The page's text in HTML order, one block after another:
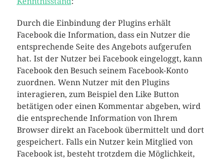
Durch die Einbindung der Plugins erhält
Facebook die Information, dass ein Nutzer die
entsprechende Seite des Angebots aufgerufen
hat. Ist der Nutzer bei Facebook eingeloggt, kann
Facebook den Besuch seinem Facebook-Konto
zuordnen. Wenn Nutzer mit den Plugins
interagieren, zum Beispiel den Like Button
betätigen oder einen Kommentar abgeben, wird
die entsprechende Information von Ihrem
Browser direkt an Facebook übermittelt und dort
gespeichert. Falls ein Nutzer kein Mitglied von
Facebook ist, besteht trotzdem die Möglichkeit,